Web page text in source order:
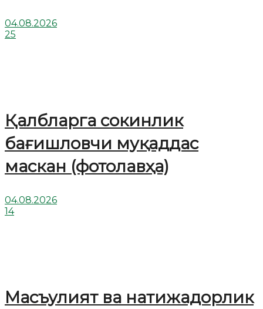
04.08.2026
25
Қалбларга сокинлик
бағишловчи муқаддас
маскан (фотолавҳа)
04.08.2026
14
Масъулият ва натижадорлик